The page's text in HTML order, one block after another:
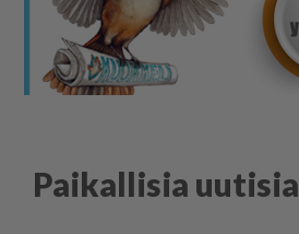
Paikallisia uutisia